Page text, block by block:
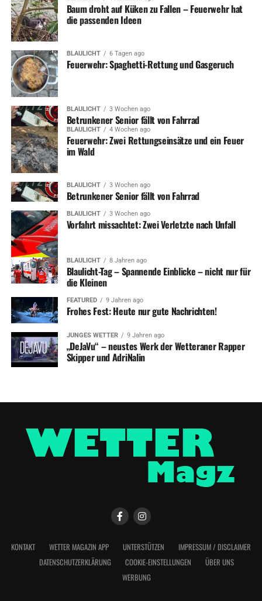
Baum droht auf Küken zu Fallen – Feuerwehr hat
die passenden Ideen
BLAULICHT 6 Tagen ago
Feuerwehr: Spaghetti-Rettung und Gasgeruch
BLAULICHT 3 Wochen ago
Betrunkener Senior fällt von Fahrrad
BLAULICHT 4 Wochen ago
Feuerwehr: Zwei Rettungseinsätze und ein Feuer
im Wald
BLAULICHT 3 Wochen ago
Betrunkener Senior fällt von Fahrrad
BLAULICHT 3 Wochen ago
Vorfahrt missachtet: Zwei Verletzte nach Unfall
BLAULICHT 8 Jahren ago
Blaulicht-Tag – Spannende Einblicke – nicht nur für
die Kleinen
FEATURED 9 Jahren ago
Frohes Fest: Heute nur gute Nachrichten!
JUNGES WETTER 9 Jahren ago
„DeJaVu“ – neustes Werk der Wetteraner Rapper
Skipper und AdriNalin
KONTAKT WETTER MAGAZIN APP UNTERSTÜTZEN
IMPRESSUM / DISCLAIMER
DATENSCHUTZERKLÄRUNG
COOKIE-EINSTELLUNGEN
ÜBER UNS
WERBUNG